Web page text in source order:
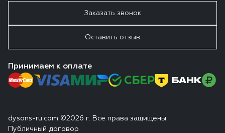
Заказать звонок
Оставить отзыв
Принимаем к оплате
dysons-ru.com ©2026 г. Все права защищены.
Публичный договор